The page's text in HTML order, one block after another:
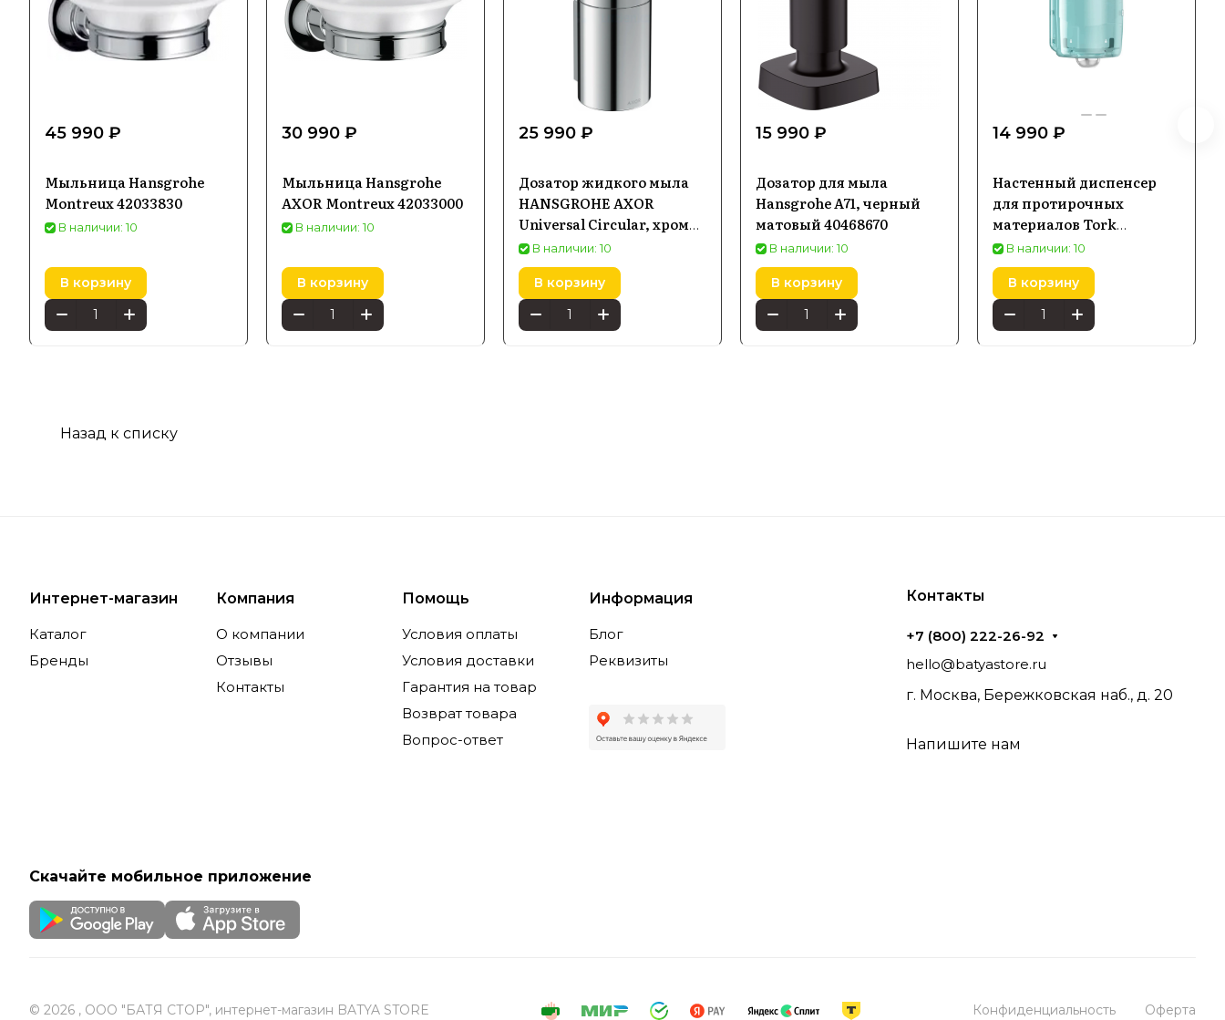
45 990 ₽
Мыльница Hansgrohe
Montreux 42033830
В наличии: 10
В корзину
30 990 ₽
Мыльница Hansgrohe
AXOR Montreux 42033000
В наличии: 10
В корзину
25 990 ₽
Дозатор жидкого мыла
HANSGROHE AXOR
Universal Circular, хром
42810000
В наличии: 10
В корзину
15 990 ₽
Дозатор для мыла
Hansgrohe A71, черный
матовый 40468670
В наличии: 10
В корзину
14 990 ₽
Настенный диспенсер
для протирочных
материалов Tork
Performance в малых
рулонах, белый и
бирюзовый (653000)
В наличии: 10
В корзину
Назад к списку
Интернет-магазин
Каталог
Бренды
Компания
О компании
Отзывы
Контакты
Помощь
Условия оплаты
Условия доставки
Гарантия на товар
Возврат товара
Вопрос-ответ
Информация
Блог
Реквизиты
Контакты
+7 (800) 222-26-92
hello@batyastore.ru
г. Москва, Бережковская наб., д. 20
Напишите нам
Скачайте мобильное приложение
© 2026 , ООО "БАТЯ СТОР", интернет-магазин BATYA STORE Конфиденциальность Оферта